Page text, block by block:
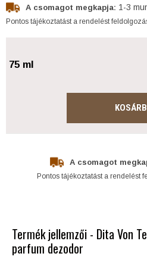
A csomagot megkapja: 1-3
Pontos tájékoztatást a rendelést
75 ml
A csomagot
Pontos tájékoztatást a rendelést
Termék jellemzői - Dita Von
parfum dezodor